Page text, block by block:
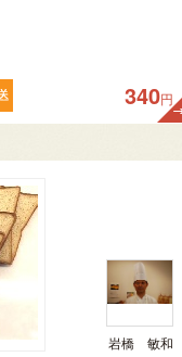
340円
岩橋 敏和